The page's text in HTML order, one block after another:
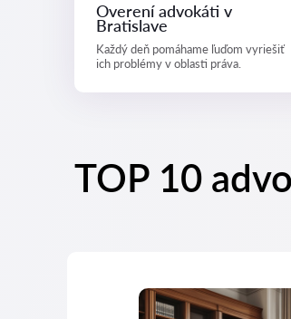
Overení advokáti v
Bratislave
Každý deň pomáhame ľuďom vyriešiť
ich problémy v oblasti práva.
TOP 10